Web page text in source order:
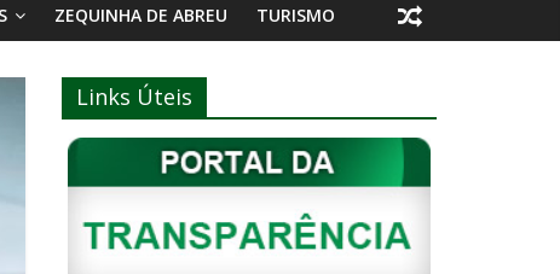
ZEQUINHA DE ABREU TURISMO
Links Úteis